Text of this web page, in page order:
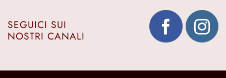
SEGUICI SUI
NOSTRI CANALI